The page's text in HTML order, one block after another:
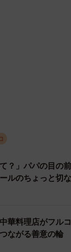
て？」パパの目
ルのちょっと切
華料理店がフ
ながる善意の輪